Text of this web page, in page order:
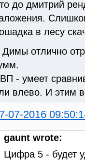
до дмитрий
в лесу
отлично
- умеет
влево. И этим
07-2016
gaunt wrote:
Цифра 5 - будет